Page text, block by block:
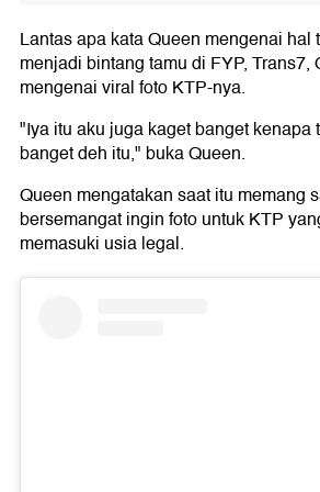
Lantas apa kata Queen mengenai hal
menjadi bintang tamu di FYP, Trans7,
mengenai viral foto KTP-nya.
"Iya itu aku juga kaget banget kenapa
banget deh itu," buka Queen.
Queen mengatakan saat itu memang
bersemangat ingin foto untuk KTP
memasuki usia legal.